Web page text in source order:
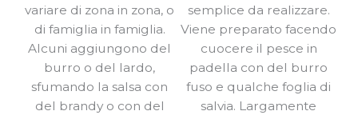
variare di zona in zona, o
di famiglia in famiglia.
Alcuni aggiungono del
burro o del lardo,
sfumando la salsa con
del brandy o con del
semplice da realizzare.
Viene preparato facendo
cuocere il pesce in
padella con del burro
fuso e qualche foglia di
salvia. Largamente